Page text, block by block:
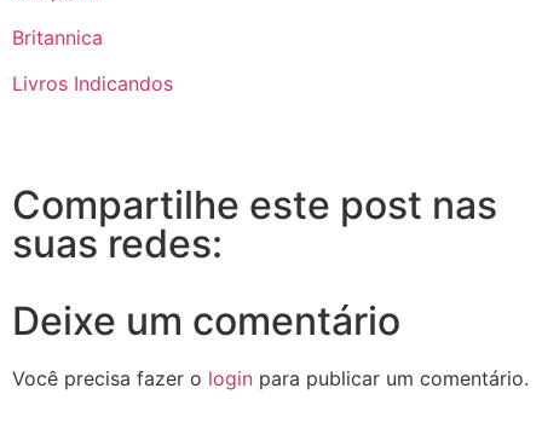
Britannica
Livros Indicandos
Compartilhe este post nas
suas redes:
Deixe um comentário
Você precisa fazer o login para publicar um comentário.